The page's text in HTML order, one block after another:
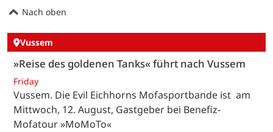
Nach oben
Vussem
»Reise des goldenen Tanks« führt nach Vussem
Friday
Vussem. Die Evil Eichhorns Mofasportbande ist am
Mittwoch, 12. August, Gastgeber bei Benefiz-
Mofatour »MoMoTo«